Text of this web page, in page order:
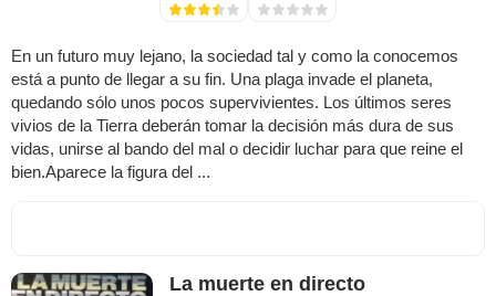
En un futuro muy lejano, la sociedad tal y como la conocemos
está a punto de llegar a su fin. Una plaga invade el planeta,
quedando sólo unos pocos supervivientes. Los últimos seres
vivios de la Tierra deberán tomar la decisión más dura de sus
vidas, unirse al bando del mal o decidir luchar para que reine el
bien.Aparece la figura del ...
La muerte en directo